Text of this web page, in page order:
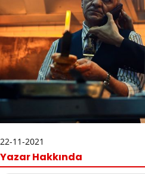
22-11-2021
Yazar Hakkında